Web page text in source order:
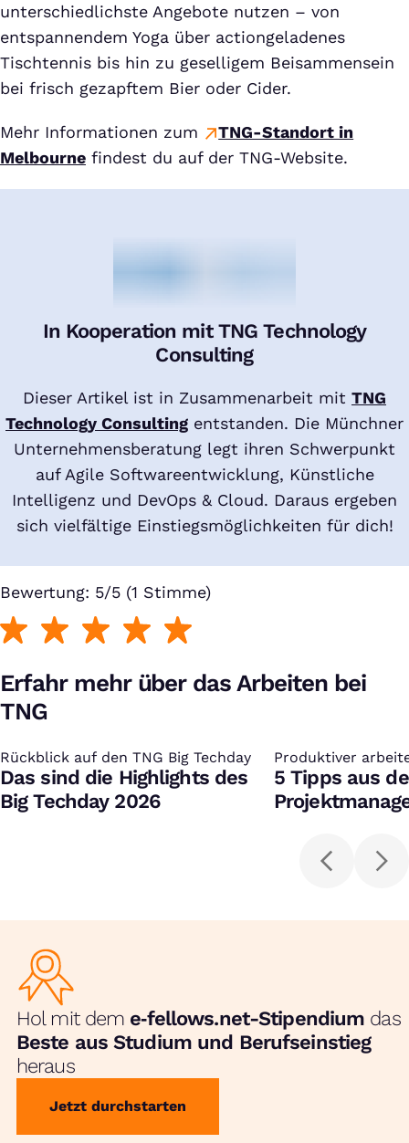
unterschiedlichste Angebote nutzen – von
entspannendem Yoga über actiongeladenes
Tischtennis bis hin zu geselligem Beisammensein
bei frisch gezapftem Bier oder Cider.
Mehr Informationen zum
TNG-Standort in
Melbourne findest du auf der TNG-Website.
In Kooperation mit TNG Technology
Consulting
Dieser Artikel ist in Zusammenarbeit mit TNG
Technology Consulting entstanden. Die Münchner
Unternehmensberatung legt ihren Schwerpunkt
auf Agile Softwareentwicklung, Künstliche
Intelligenz und DevOps & Cloud. Daraus ergeben
sich vielfältige Einstiegsmöglichkeiten für dich!
Bewertung: 5/5 (1 Stimme)
Erfahr mehr über das Arbeiten bei
TNG
Rückblick auf den TNG Big Techday
:
Das sind die Highlights des
Big Techday 2026
Produktiver
:
5 Tipps aus
Hol mit dem e‑fellows.net-Stipendium das
Beste aus Studium und Berufseinstieg
heraus
Jetzt durchstarten